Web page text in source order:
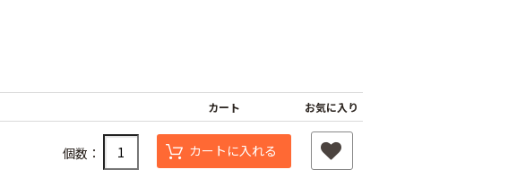
カート お気に入り
個数： カートに入れる